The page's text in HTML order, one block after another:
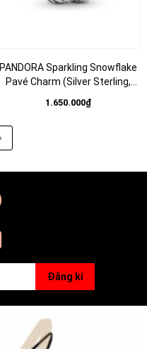
PANDORA Sparkling Snowflake
Pavé Charm (Silver Sterling,
tay, hình hoa tuyết, đính đá CZ
lấp lánh, bạc 925 - JEWELRY
1.650.000₫
Đăng kí